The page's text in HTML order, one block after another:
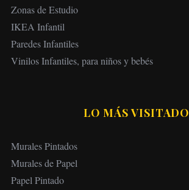
Zonas de Estudio
IKEA Infantil
Paredes Infantiles
Vinilos Infantiles, para niños y bebés
LO MÁS VISITADO
Murales Pintados
Murales de Papel
Papel Pintado